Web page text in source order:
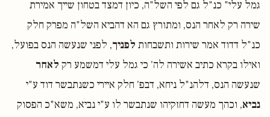
גמל עלי" כנ"ל גם לפי השל"ה, כיון דמצד בטחון שייך אמירת
שירה רק לאחר הנס, ומתורץ גם הא דהביא השל"ה מפרק חלק
כנ"ל דדוד אמר שירות ותשבחות לפניך, לפני שנעשה הנס בפועל,
ואילו בקרא כתיב אשירה לה' כי גמל עלי דמשמע רק לאחר
שנעשה הנס, דלהנ"ל ניחא, דבפ' חלק איירי כשנתבשר דוד ע"י
נביא, וכהך מעשה דחזקיהו שנתבשר לו ע"י נביא, משא"כ הפסוק